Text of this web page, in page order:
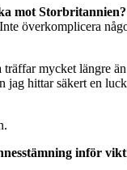
mot Storbritannien?
överkomplicera
mycket längre
jag hittar säkert en
inför